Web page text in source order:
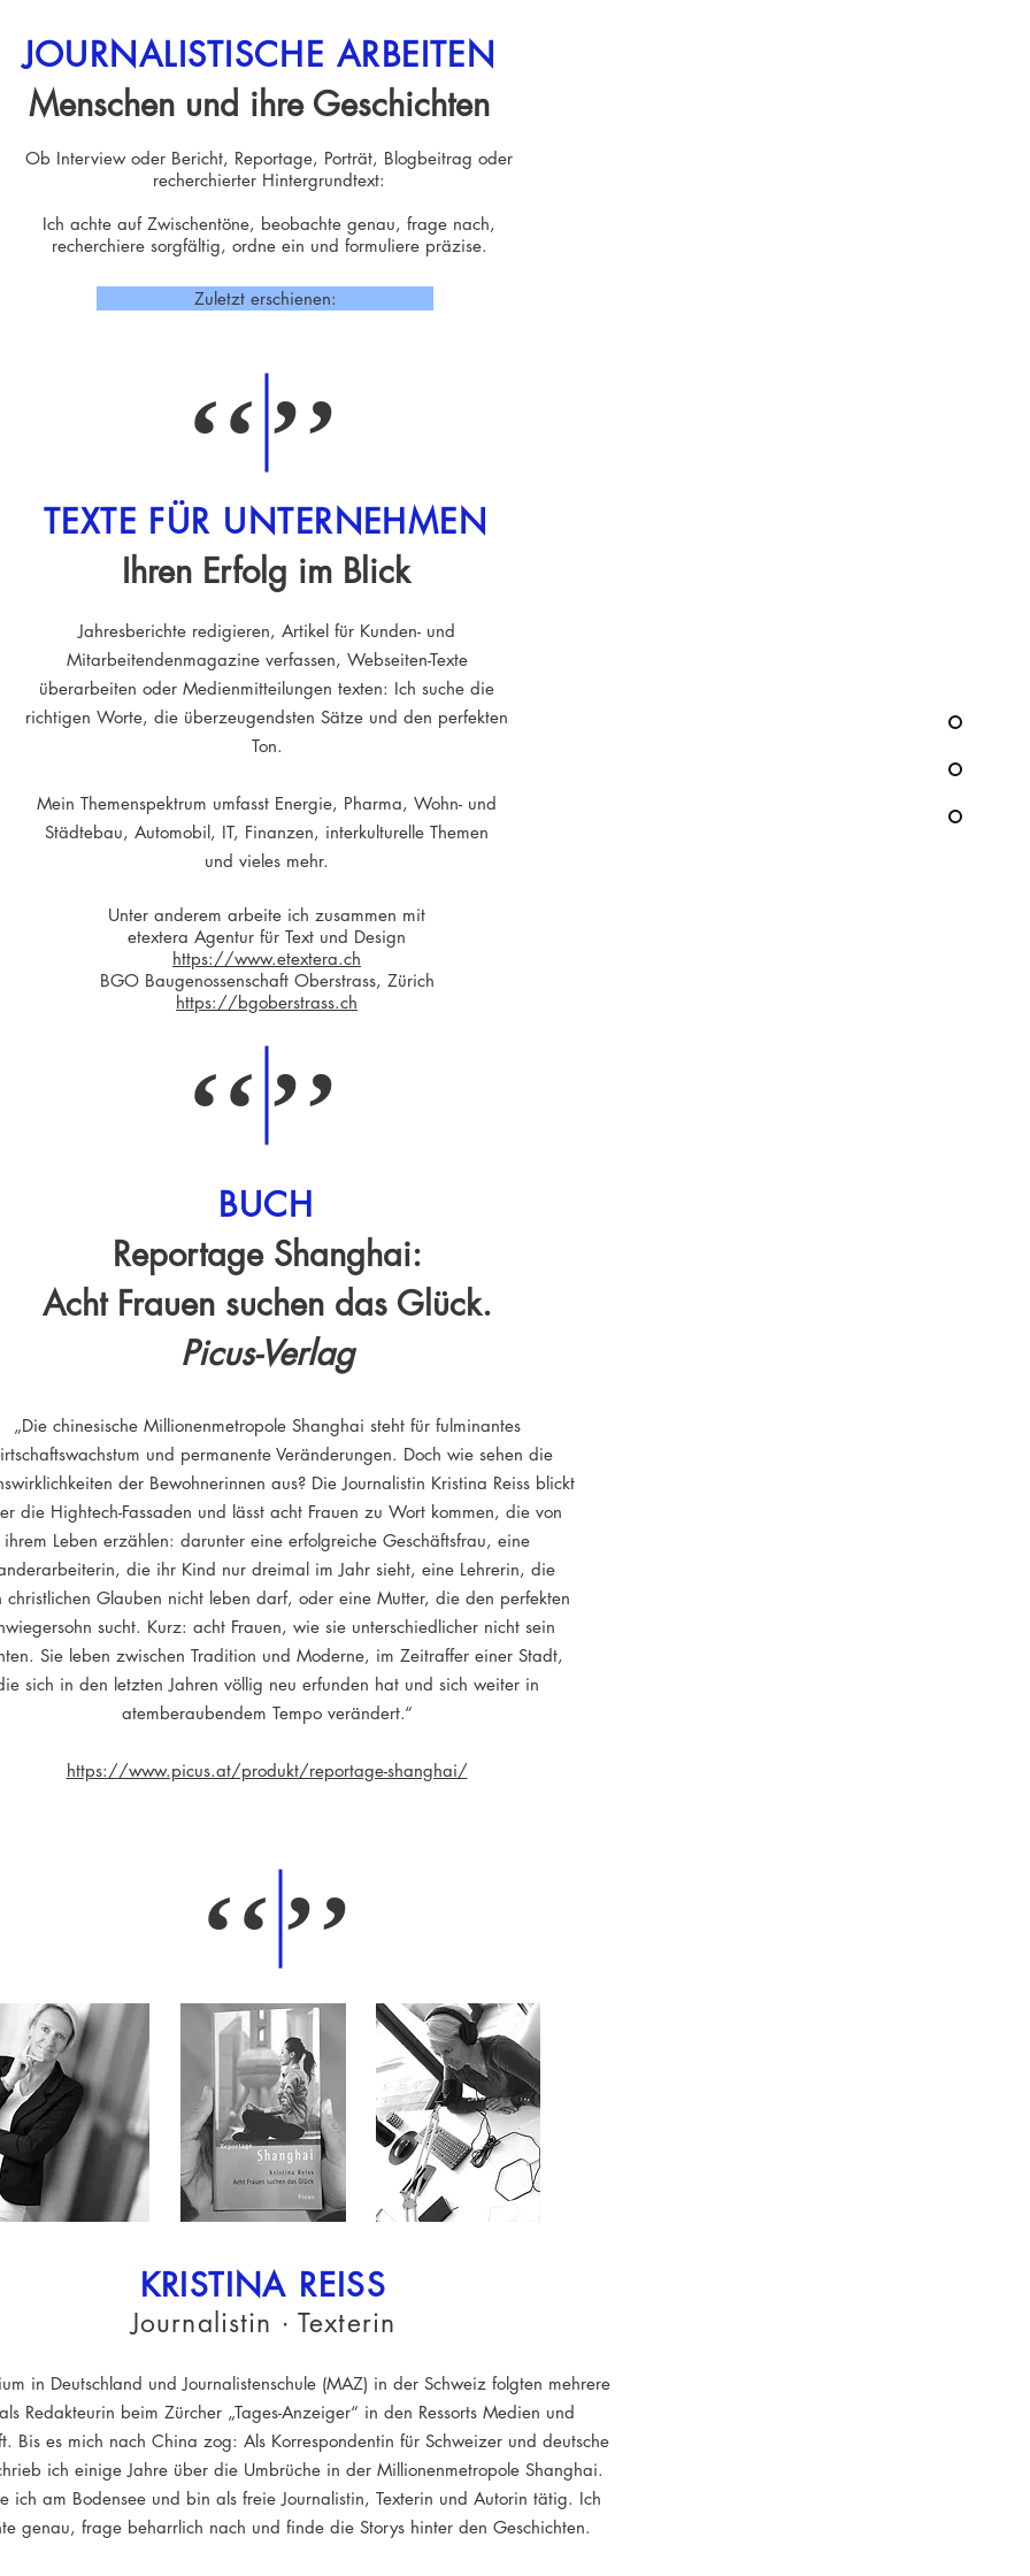
JOURNALISTISCHE ARBEITEN
Menschen und ihre Geschichten
Ob Interview oder Bericht, Reportage, Porträt, Blogbeitrag oder
recherchierter Hintergrundtext:
Ich achte auf Zwischentöne, beobachte genau, frage nach,
recherchiere sorgfältig, ordne ein und formuliere präzise.
Zuletzt erschienen:
TEXTE FÜR UNTERNEHMEN
Ihren Erfolg im Blick
’’
‘‘
Jahresberichte redigieren, Artikel für Kunden- und
Mitarbeitendenmagazine verfassen, Webseiten-Texte
überarbeiten oder Medienmitteilungen texten: Ich suche die
richtigen Worte, die überzeugendsten Sätze und den perfekten
Ton.
Mein Themenspektrum umfasst Energie, Pharma, Wohn- und
Städtebau, Automobil, IT, Finanzen, interkulturelle Themen
und vieles mehr.
Unter anderem arbeite ich zusammen mit
etextera Agentur für Text und Design
https://www.etextera.ch
BGO Baugenossenschaft Oberstrass, Zürich
https://bgoberstrass.ch
’’
‘‘
BUCH
Reportage Shanghai:
Acht Frauen suchen das Glück.
Picus-Verlag
„Die chinesische Millionenmetropole Shanghai steht für fulminantes
und permanente Veränderungen. Doch wie sehen die
der Bewohnerinnen aus? Die Journalistin Kristina Reiss blickt
die Hightech-Fassaden und lässt acht Frauen zu Wort kommen, die von
ihrem Leben erzählen: darunter eine erfolgreiche Geschäftsfrau, eine
die ihr Kind nur dreimal im Jahr sieht, eine Lehrerin, die
christlichen Glauben nicht leben darf, oder eine Mutter, die den perfekten
sucht. Kurz: acht Frauen, wie sie unterschiedlicher nicht sein
Sie leben zwischen Tradition und Moderne, im Zeitraffer einer Stadt,
sich in den letzten Jahren völlig neu erfunden hat und sich weiter in
atemberaubendem Tempo verändert.“
https://www.picus.at/produkt/reportage-shanghai/
’’
‘‘
KRISTINA REISS
Journalistin ∙ Texterin
in Deutschland und Journalistenschule (MAZ) in der Schweiz folgten mehrere
Redakteurin beim Zürcher „Tages-Anzeiger“ in den Ressorts Medien und
Bis es mich nach China zog: Als Korrespondentin für Schweizer und deutsche
ich einige Jahre über die Umbrüche in der Millionenmetropole Shanghai.
ich am Bodensee und bin als freie Journalistin, Texterin und Autorin tätig. Ich
genau, frage beharrlich nach und finde die Storys hinter den Geschichten.